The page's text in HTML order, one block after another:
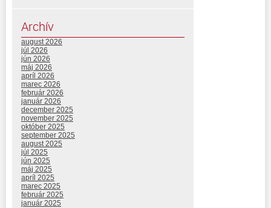
Archív
august 2026
júl 2026
jún 2026
máj 2026
apríl 2026
marec 2026
február 2026
január 2026
december 2025
november 2025
október 2025
september 2025
august 2025
júl 2025
jún 2025
máj 2025
apríl 2025
marec 2025
február 2025
január 2025